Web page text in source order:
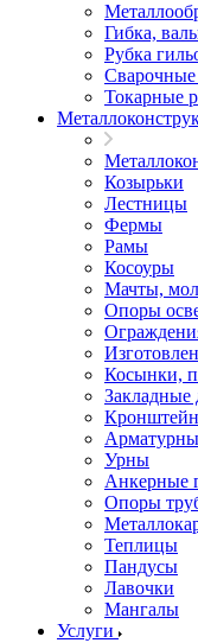
Гибка,
Рубка
Токарные
Козырьки
Лестницы
Фермы
Рамы
Косоуры
Мачты,
Опоры
Косынки,
Закладные
Урны
Анкерные
Опоры
Теплицы
Пандусы
Лавочки
Мангалы
Услуги